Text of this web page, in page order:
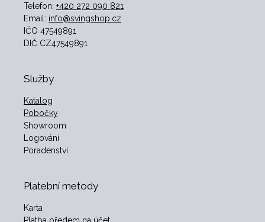
Telefon: +420 272 090 821
Email: info@svingshop.cz
IČO 47549891
DIČ CZ47549891
Služby
Katalog
Pobočky
Showroom
Logování
Poradenství
Platební metody
Karta
Platba předem na účet